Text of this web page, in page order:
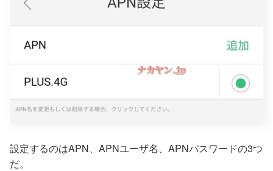
設定するのはAPN、APNユーザ名、APNパスワードの3つ
だ。